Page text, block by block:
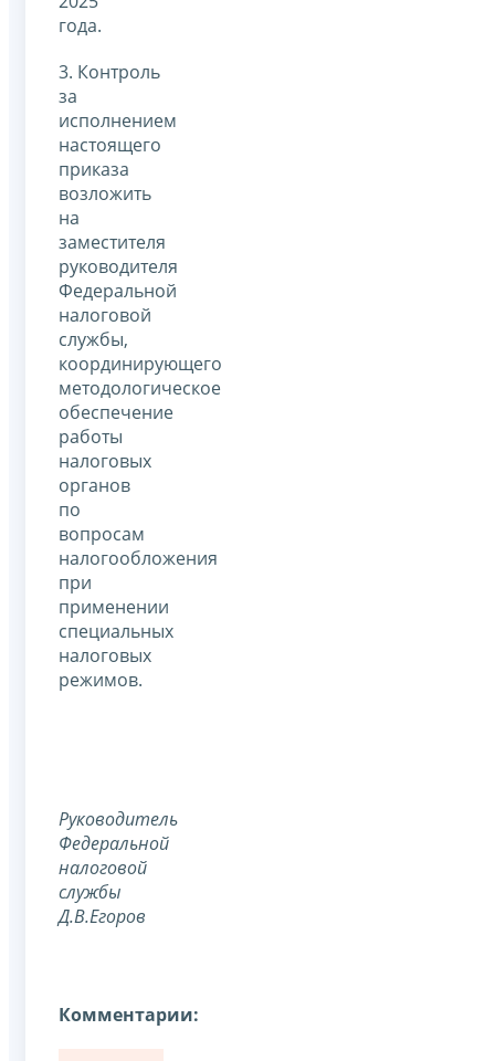
года.
3. Контроль
за
исполнением
настоящего
приказа
возложить
на
заместителя
руководителя
Федеральной
налоговой
службы,
координирующего
методологическое
обеспечение
работы
налоговых
органов
по
вопросам
налогообложения
при
применении
специальных
налоговых
режимов.
Руководитель
Федеральной
налоговой
службы
Д.В.Егоров
Комментарии: